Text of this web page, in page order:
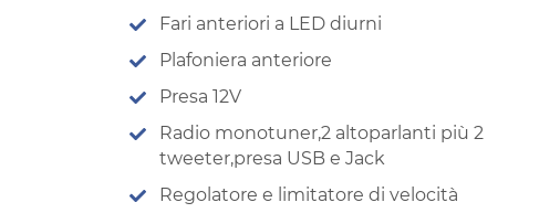
Fari anteriori a LED diurni
Plafoniera anteriore
Presa 12V
Radio monotuner,2 altoparlanti più 2
tweeter,presa USB e Jack
Regolatore e limitatore di velocità